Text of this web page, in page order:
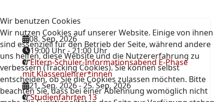
08. Sep. 2026
19:00 Uhr-21:00 Uhr
Eltern-Schüler-Informationsabend E-Phase
mit Klassenlehrer*innen
21. Sep. 2026-25. Sep. 2026
Studienfahrten 13
Wir benutzen Cookies
Wir nutzen Cookies auf unserer Website. Einige von ihnen
sind essenziell für den Betrieb der Seite, während andere
uns helfen, diese Website und die Nutzererfahrung zu
verbessern (Tracking Cookies). Sie können selbst
entscheiden, ob Sie die Cookies zulassen möchten. Bitte
beachten Sie, dass bei einer Ablehnung womöglich nicht